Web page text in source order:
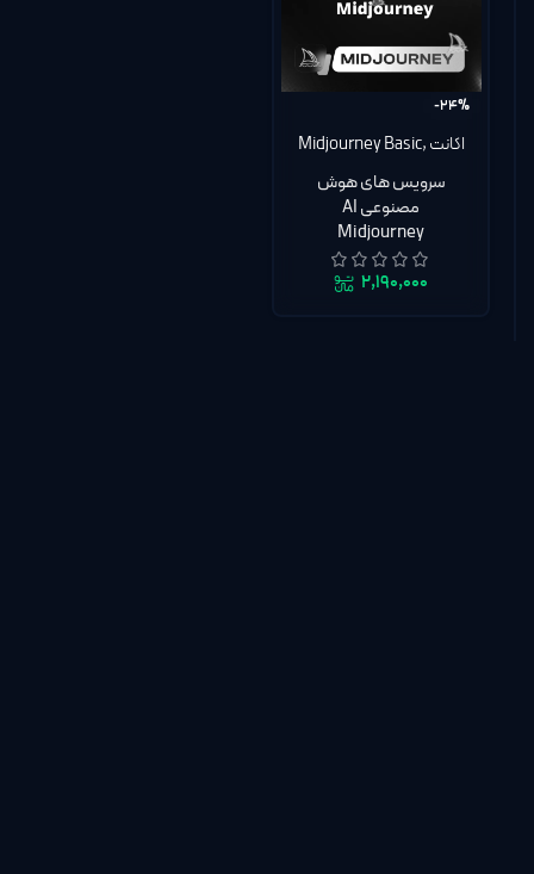
-24%
اکانت Midjourney Basic,
پرو | ساخت عکس با هوش
مصنوعی
سرویس های هوش
مصنوعی AI
Midjourney
۲,۱۹۰,۰۰۰